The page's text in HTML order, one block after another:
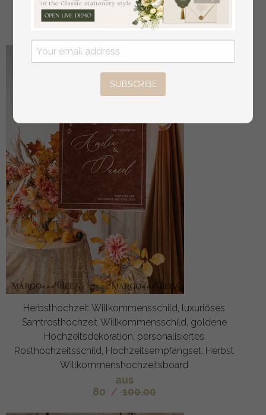
aus
20.00
Herbsthochzeit Willkommensschild, luxuriöses
Samtrosthochzeit Willkommensschild, goldene
Hochzeitsdekoration, personalisiertes
Rosthochzeitsschild, Hochzeitsempfangset, Herbst
Willkommenshochzeitsboard
aus
80 / 100.00
SUBSCRIBE